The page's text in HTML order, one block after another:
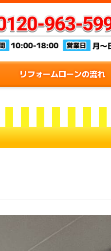
リフォームローンの流れ